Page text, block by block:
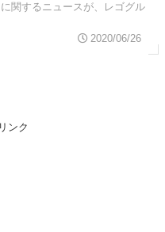
関するニュースが、レゴグル
2020/06/26
ンク